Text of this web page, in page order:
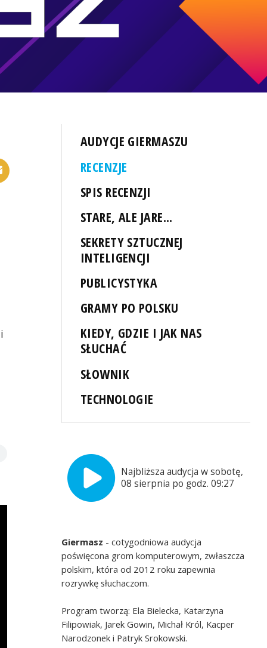
AUDYCJE GIERMASZU
RECENZJE
SPIS RECENZJI
STARE, ALE JARE...
SEKRETY SZTUCZNEJ
INTELIGENCJI
PUBLICYSTYKA
GRAMY PO POLSKU
KIEDY, GDZIE I JAK NAS
SŁUCHAĆ
SŁOWNIK
TECHNOLOGIE
Najbliższa audycja w sobotę,
08 sierpnia po godz. 09:27
Giermasz - cotygodniowa audycja
poświęcona grom komputerowym, zwłaszcza
polskim, która od 2012 roku zapewnia
rozrywkę słuchaczom.
Program tworzą: Ela Bielecka, Katarzyna
Filipowiak, Jarek Gowin, Michał Król, Kacper
Narodzonek i Patryk Srokowski.